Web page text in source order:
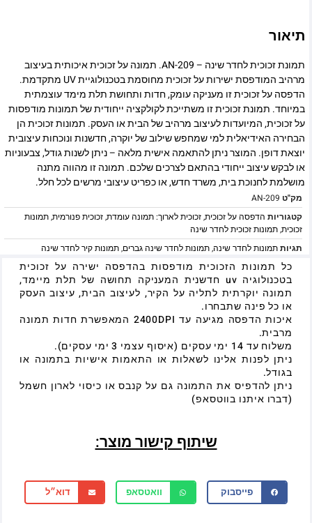
תיאור
תמונת זכוכית לחדר שינה – AN-209. תמונה על זכוכית איכותית בעיצוב
מרהיב המודפסת ישירות על זכוכית מחוסמת בטכנולוגיית UV מתקדמת.
הדפסה על זכוכית זו מעניקה עומק, חדות ותחושת תלת מימד עוצמתית
במיוחד. תמונת זכוכית זו משתייכת לקולקציה ייחודית של תמונות מודפסות
על זכוכית, המיועדות לעיצוב מרהיב של הבית או העסק. תמונות זכוכית הן
הבחירה האידיאלית למי שמחפש שילוב של יוקרה, חדשנות ונוכחות עיצובית
יוצאת דופן. המוצר ניתן להתאמה אישית מלאה – ניתן לשנות גודל, צבעוניות
או לבקש עיצוב ייחודי בהתאם לצרכים שלכם. תמונה זו מהווה מתנה
מושלמת לחנוכת בית, משרד חדש, או כפריט עיצובי מרשים לכל חלל.
מק"ט AN-209
קטגוריות הדפסה על זכוכית,זכוכית לארוך: תמונה עומדת,זכוכית פנורמית,תמונות
זכוכית,תמונות זכוכית לחדר שינה
תגיותתמונות לחדר שינה,תמונות לחדר שינה גברים,תמונות קיר לחדר שינה
כל תמונות הזכוכית מודפסות בהדפסה ישירה על זכוכית
בטכנולוגיה uv חדשנית המעניקה תחושה של תלת מיימד,
תמונה יוקרתית לתליה על הקיר, לעיצוב הבית, עיצוב העסק
או כל פינה שתבחרו.
איכות הדפסה מגיעה עד 2400DPI המאפשרת חדות תמונה
מרבית.
משלוח עד 14 ימי עסקים (איסוף עצמי 3 ימי עסקים).
ניתן לפנות אלינו לשאלות או התאמות אישיות בתמונה או
בגודל.
ניתן להדפיס את התמונה גם על קנבס או כיסוי לארון חשמל
(דברו איתנו בווטסאפ)
שיתוף קישור מוצר:
פייסבוק וואטסאפ דוא״ל